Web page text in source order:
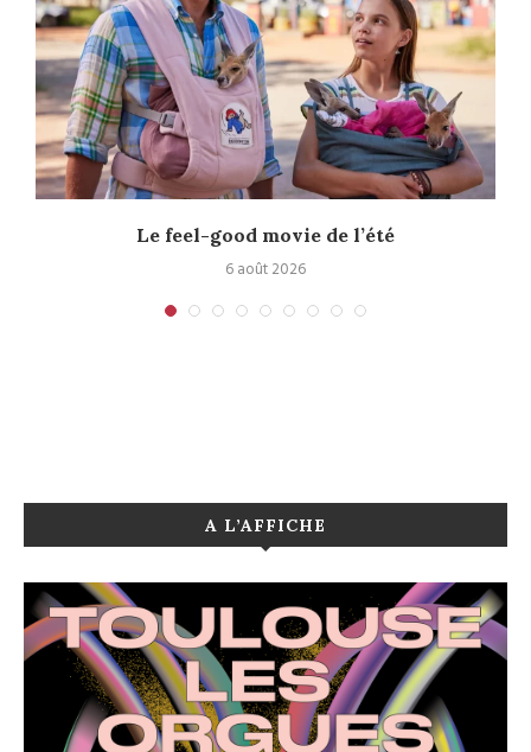
Le feel-good movie de l’été
6 août 2026
A L’AFFICHE